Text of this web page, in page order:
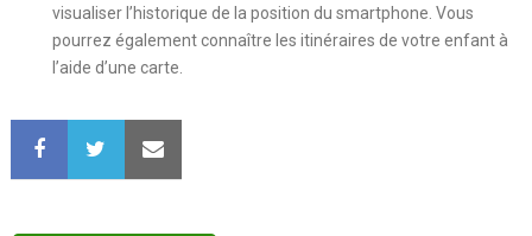
visualiser l’historique de la position du smartphone. Vous
pourrez également connaître les itinéraires de votre enfant à
l’aide d’une carte.